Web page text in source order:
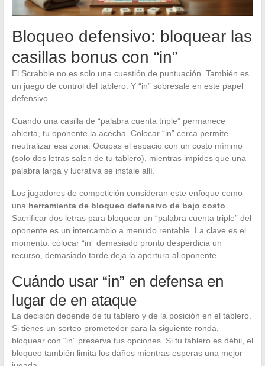
Bloqueo defensivo: bloquear las
casillas bonus con “in”
El Scrabble no es solo una cuestión de puntuación. También es
un juego de control del tablero. Y “in” sobresale en este papel
defensivo.
Cuando una casilla de “palabra cuenta triple” permanece
abierta, tu oponente la acecha. Colocar “in” cerca permite
neutralizar esa zona. Ocupas el espacio con un costo mínimo
(solo dos letras salen de tu tablero), mientras impides que una
palabra larga y lucrativa se instale allí.
Los jugadores de competición consideran este enfoque como
una herramienta de bloqueo defensivo de bajo costo.
Sacrificar dos letras para bloquear un “palabra cuenta triple” del
oponente es un intercambio a menudo rentable. La clave es el
momento: colocar “in” demasiado pronto desperdicia un
recurso, demasiado tarde deja la apertura al oponente.
Cuándo usar “in” en defensa en
lugar de en ataque
La decisión depende de tu tablero y de la posición en el tablero.
Si tienes un sorteo prometedor para la siguiente ronda,
bloquear con “in” preserva tus opciones. Si tu tablero es débil, el
bloqueo también limita los daños mientras esperas una mejor